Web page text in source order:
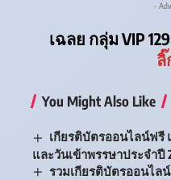
-
เฉลย กลุ่ม VIP
ลิ๊
You Might Also Like
เกียรติบัตรออนไลน์ฟ
และวันเข้าพรรษาประจำปี
รวมเกียรติบัตรออนไล